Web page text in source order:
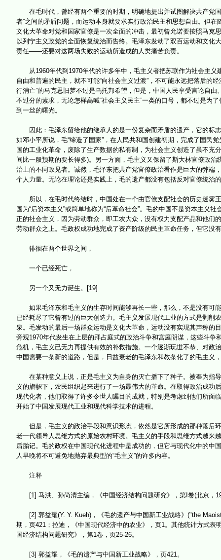
在毛时代，曾经有两个重要的时期，明确地提出并试图解决共产党国
者”之间的矛盾问题，而运动本身就要求实行政治民主和思想自由。但
文化大革命对党和国家官僚是一次全面的冲击，最初曾允诺要按照马克
以列宁主义政党的全面恢复统治而告终。毛泽东发动了双百运动和文
责任——还要对这两场失败的运动所造成的人类痛苦负责。
从1960年代到1970年代的许多年中，毛主义者把苏联作为社会主义
自由和普遍的民主，就不可能“向社会主义过渡”，不可能永远把落后的
行消亡”的马克思旧梦不过是乌托邦希望，但是，中国人民享受言论自
不过分的素求，无论怎样高喊“社会主义民主”一类的口号，都不过是为
到一丝的曙光。
因此：毛泽东留给他的继承人的是一份复杂而矛盾的遗产，它的标
如邓小平所说，毛“缔造了国家”，在人民共和国创建初期，完成了国民
国的工业化革命，废除了生产数据的私有制，为社会主义创造了虽不
间比一般预期的要长得多)。另一方面，毛主义又保留了斯大林官僚政
治上的不同政见者。诚然，毛泽东把共产党官僚政治看作是巨大的弊端
个人力量。无论在理论还是实践上，毛的遗产都没有包括反对官僚统治
所以，在毛时代终结时，中国处在一个由官僚支配社会的历史迷雾
国为“后资本主义”或简单地称为“后革命社会”。毛的中国不是资本主义
正的社会主义，因为劳动群众，即工农大众，没有权力支配产品和他们
劳动群众之上。毛政权成功地完成了资产阶级的民主革命任务，但它没
徘徊在两个世界之间，
一个已经死亡，
另一个又无力诞生。[19]
如果毛泽东和毛主义的生存时间能够再长一些，那么，不是没有可
已经耗尽了它曾有过的巨大创造力。毛主义发展现代工业的方式是剥
泉。毛发动的最后一场群众运动是文化大革命，运动没有实现其声称
旁观1970年代发生在上层的拜占庭式的政治斗争和宫庭阴谋，这些斗
危机，毛主义已无力再提供有效的补救措施。一个逐渐玩世不恭、对政
中国需要一条新的道路，但是，日益衰老的毛泽东和教条化了的毛主义
在某种意义上说，正是毛主义为自身的灭亡播下了种子。被奉为指
义的旗帜下，农民组织起来进行了一场最伟大的革命。在取得政治成
现代化者，他们取得了许多令世人瞩目的成就，特别是考虑到他们所面
开始了中国发展现代工业和现代科学技术的进程。
但是，毛主义的政治手段和意识形态，依然是它所形成的那种落后
老一代领导人思维方式的原始农村环境。毛主义的手段和思维方式越来
后胎记。毛的政权在中国现代化进程中是成功的，但它与现代化中的
人早晚将不可避免地抛弃最典型的“毛主义”的许多内容。
注释
[1] 马洪、孙尚清主编，《中国经济结构问题研究》，第I卷(北京，
[2] 郭益耀(Y. Y. Kueh)，《毛的遗产与中国新工业战略》("the
期，页421；拉迪，《中国现代经济中的农业》，页1。其他统计方式
国经济结构问题研究》，第1卷，页25-26。
[3] 郭益耀，《毛的遗产与中国新工业战略》，页421。